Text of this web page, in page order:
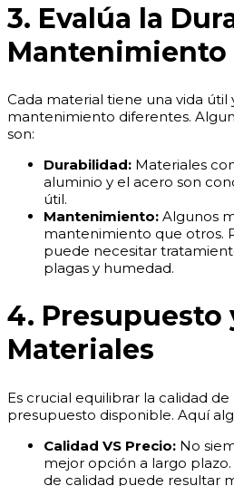
3. Evalúa la
Mantenimiento
Cada material tiene una vida
mantenimiento diferentes.
son:
Durabilidad: Materiales
aluminio y el acero son
útil.
Mantenimiento: Algunos
mantenimiento que otros.
puede necesitar
plagas y humedad.
4. Presupuesto
Materiales
Es crucial equilibrar la calidad
presupuesto disponible. Aquí
Calidad VS Precio: No
mejor opción a largo
de calidad puede resultar